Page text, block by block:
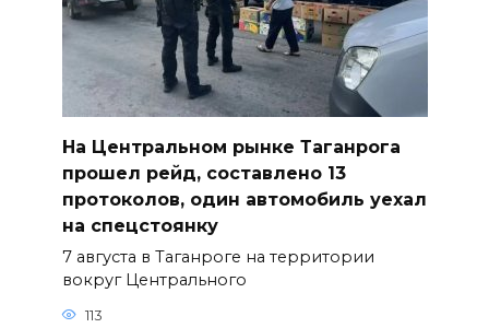
На Центральном рынке Таганрога
прошел рейд, составлено 13
протоколов, один автомобиль уехал
на спецстоянку
7 августа в Таганроге на территории
вокруг Центрального
113